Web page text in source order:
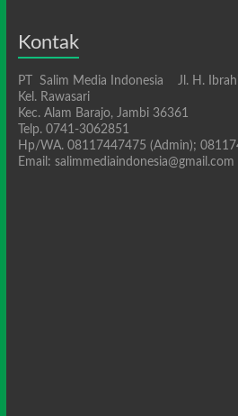
Kontak
PT Salim Media Indonesia Jl. H.
Kel. Rawasari
Kec. Alam Barajo, Jambi 36361
Telp. 0741-3062851
Hp/WA. 08117447475 (Admin);
Email: salimmediaindonesia@gmail.com